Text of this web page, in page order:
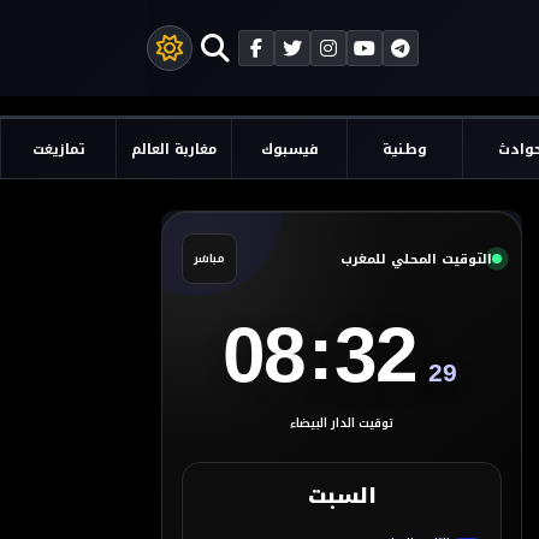
وطنية فيسبوك مغاربة العالم تمازيغت
التوقيت المحلي للمغرب مباشر
08:32 30
توقيت الدار البيضاء
السبت